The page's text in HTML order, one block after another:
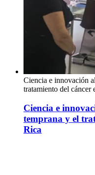
Ciencia e innovación
tratamiento del cáncer
Ciencia e
temprana y el
Rica